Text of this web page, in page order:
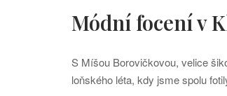
Módní focení v
S Míšou Borovičkovou, velice
loňského léta, kdy jsme spolu